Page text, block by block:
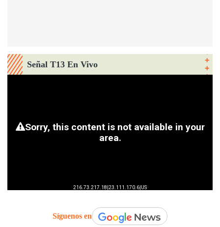
Señal T13 En Vivo
Síguenos en